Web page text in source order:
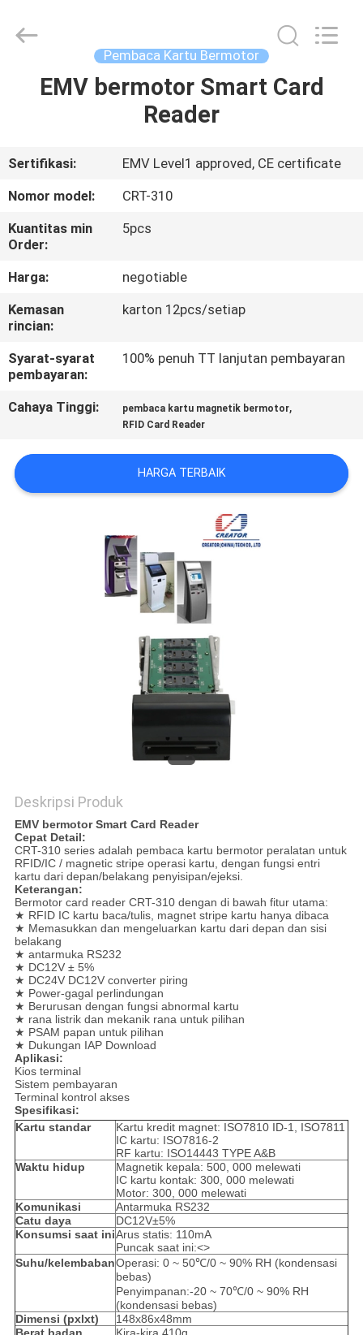
RUMAH
TENTANG
KAMI
TUR
PABRIK
KONTROL
KUALITAS
KAMI
PENAWARAN
Online
Market.
Pembaca Kartu Bermotor
EMV bermotor Smart Card
Reader
Sertifikasi:
EMV Level1 approved, CE certificate
Nomor model:
CRT-310
Kuantitas min
Order:
5pcs
Harga:
negotiable
Kemasan
rincian:
karton 12pcs/setiap
Syarat-syarat
pembayaran:
100% penuh TT lanjutan pembayaran
Cahaya Tinggi: pembaca kartu magnetik bermotor,
RFID Card Reader
HARGA TERBAIK
Deskripsi Produk
EMV bermotor Smart Card Reader
Cepat Detail:
CRT-310 series adalah pembaca kartu bermotor peralatan untuk
RFID/IC / magnetic stripe operasi kartu, dengan fungsi entri
kartu dari depan/belakang penyisipan/ejeksi.
Keterangan:
Bermotor card reader CRT-310 dengan di bawah fitur utama:
★ RFID IC kartu baca/tulis, magnet stripe kartu hanya dibaca
★ Memasukkan dan mengeluarkan kartu dari depan dan sisi
belakang
★ antarmuka RS232
★ DC12V ± 5%
★ DC24V DC12V converter piring
★ Power-gagal perlindungan
★ Berurusan dengan fungsi abnormal kartu
★ rana listrik dan mekanik rana untuk pilihan
★ PSAM papan untuk pilihan
★ Dukungan IAP Download
Aplikasi:
Kios terminal
Sistem pembayaran
Terminal kontrol akses
Spesifikasi:
Kartu standar
Kartu kredit magnet: ISO7810 ID-1, ISO7811
IC kartu: ISO7816-2
RF kartu: ISO14443 TYPE A&B
Waktu hidup
Magnetik kepala: 500, 000 melewati
IC kartu kontak: 300, 000 melewati
Motor: 300, 000 melewati
Komunikasi
Antarmuka RS232
Catu daya
DC12V±5%
Konsumsi saat iniArus statis: 110mA
Puncak saat ini:<>
Suhu/kelembabanOperasi: 0 ~ 50℃/0 ~ 90% RH (kondensasi
bebas)
Penyimpanan:-20 ~ 70℃/0 ~ 90% RH
(kondensasi bebas)
Dimensi (pxlxt)
148x86x48mm